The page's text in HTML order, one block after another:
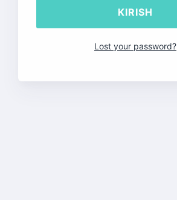
Lost your password?